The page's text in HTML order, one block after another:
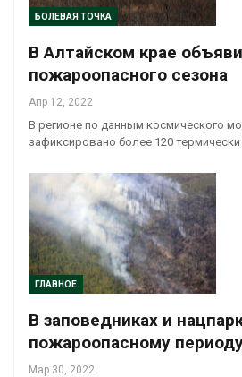
БОЛЕВАЯ ТОЧКА
В Алтайском крае
пожароопасного сезона
Апр 12, 2022
В регионе по данным космического
зафиксировано более 120
ГЛАВНОЕ
В заповедниках и
пожароопасному
Мар 30, 2022